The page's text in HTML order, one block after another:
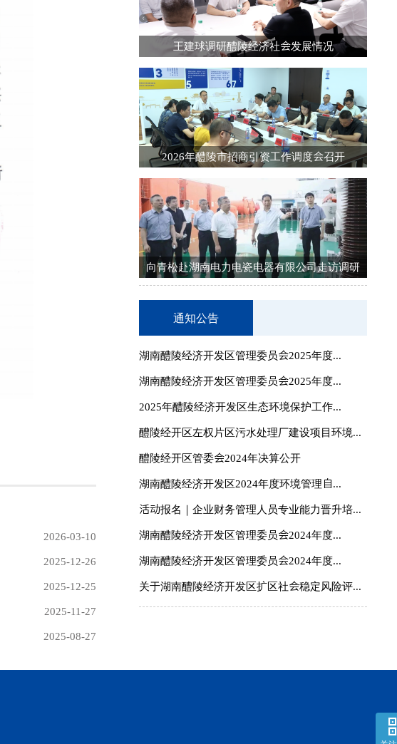
2026-03-10
2025-12-26
2025-12-25
2025-11-27
2025-08-27
王建球调研醴陵经济社会发展情况
2026年醴陵市招商引资工作调度会召开
向青松赴湖南电力电瓷电器有限公司走访调研
通知公告
湖南醴陵经济开发区管理委员会2025年度...
湖南醴陵经济开发区管理委员会2025年度...
2025年醴陵经济开发区生态环境保护工作...
醴陵经开区左权片区污水处理厂建设项目环境...
醴陵经开区管委会2024年决算公开
湖南醴陵经济开发区2024年度环境管理自...
活动报名｜企业财务管理人员专业能力晋升培...
湖南醴陵经济开发区管理委员会2024年度...
湖南醴陵经济开发区管理委员会2024年度...
关于湖南醴陵经济开发区扩区社会稳定风险评...